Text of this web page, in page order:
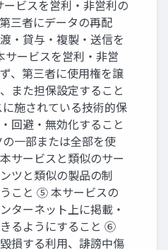
ビスを営利・非営利の
三者にデータの再配
・貸与・複製・送信を
ービスを営利・非営
、第三者に使用権を譲
また担保設定すること
施されている技術的保
回避・無効化すること
一部または全部を使
サービスと類似のサー
ツと類似の製品の制
こと ⑤ 本サービスの
ターネット上に掲載・
るようにすること ⑥
損する利用、誹謗中傷